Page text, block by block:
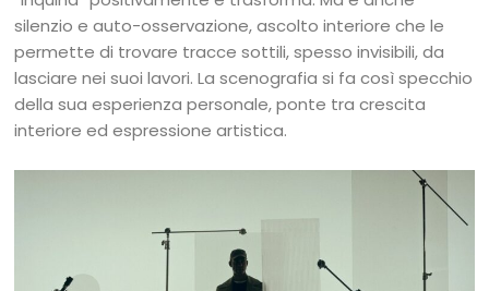
silenzio e auto-osservazione, ascolto interiore che le
permette di trovare tracce sottili, spesso invisibili, da
lasciare nei suoi lavori. La scenografia si fa così specchio
della sua esperienza personale, ponte tra crescita
interiore ed espressione artistica.